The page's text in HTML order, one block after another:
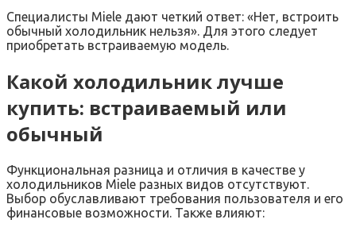
Специалисты Miele дают четкий ответ: «Нет, встроить
обычный холодильник нельзя». Для этого следует
приобретать встраиваемую модель.
Какой холодильник лучше
купить: встраиваемый или
обычный
Функциональная разница и отличия в качестве у
холодильников Miele разных видов отсутствуют.
Выбор обуславливают требования пользователя и его
финансовые возможности. Также влияют: